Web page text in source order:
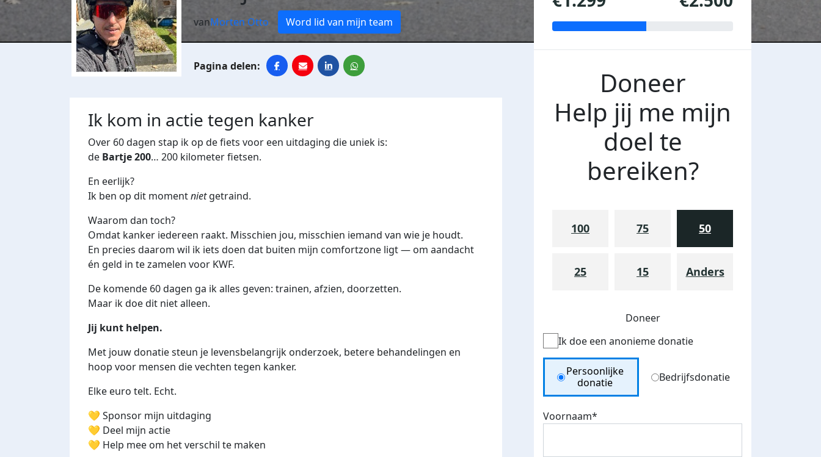
vanMorten Otto Word lid van mijn team
Ik kom in actie tegen kanker
Over 60 dagen stap ik op de fiets voor een uitdaging die uniek is:
de Bartje 200… 200 kilometer fietsen.
En eerlijk?
Ik ben op dit momentnietgetraind.
Waarom dan toch?
Omdat kanker iedereen raakt. Misschien jou, misschien iemand van wie je houdt.
En precies daarom wil ik iets doen dat buiten mijn comfortzone ligt — om aandacht
én geld in te zamelen voor KWF.
De komende 60 dagen ga ik alles geven: trainen, afzien, doorzetten.
Maar ik doe dit niet alleen.
Jij kunt helpen.
Met jouw donatie steun je levensbelangrijk onderzoek, betere behandelingen en
hoop voor mensen die vechten tegen kanker.
Elke euro telt. Echt.
💛 Sponsor mijn uitdaging
💛 Deel mijn actie
💛 Help mee om het verschil te maken
Doneer
Help jij me mijn
doel te
bereiken?
100 75 50
25 15 Anders
Doneer
Ik doe een anonieme donatie
Donation Type
Persoonlijke
donatie
Bedrijfsdonatie
Voornaam*